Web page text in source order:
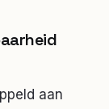
aan